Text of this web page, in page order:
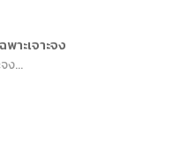
าะเจาะจง
ง...